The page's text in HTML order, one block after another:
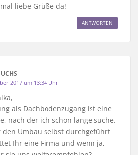
liebe Grüße da!
ANTWORTEN
2017 um 13:34 Uhr
als Dachbodenzugang ist eine
nach der ich schon lange suche.
den Umbau selbst durchgeführt
Ihr eine Firma und wenn ja,